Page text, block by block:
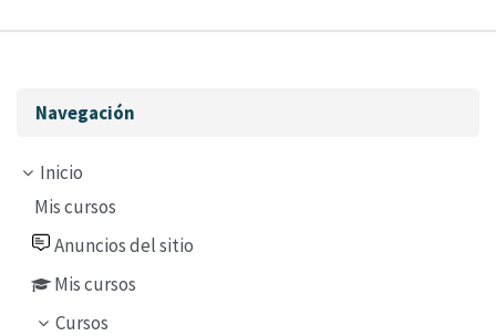
Omitir Navegación
Navegación
Inicio
Mis cursos
Anuncios del sitio
Mis cursos
Cursos